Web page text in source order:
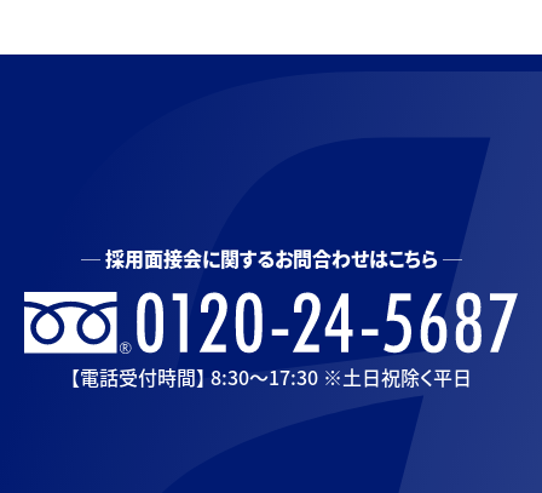
採用面接会に関するお問合わせはこちら
【電話受付時間】 8:30〜17:30 ※土日祝除く平日